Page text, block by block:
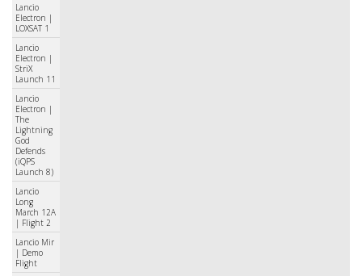
Lancio
Electron |
LOXSAT 1
Lancio
Electron |
StriX
Launch 11
Lancio
Electron |
The
Lightning
God
Defends
(iQPS
Launch 8)
Lancio
Long
March 12A
| Flight 2
Lancio Mir
| Demo
Flight